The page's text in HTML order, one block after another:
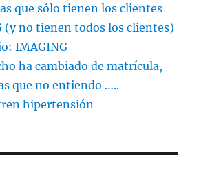
que sólo tienen los clientes
(y no tienen todos los clientes)
IMAGING
ha cambiado de matrícula,
que no entiendo …..
hipertensión